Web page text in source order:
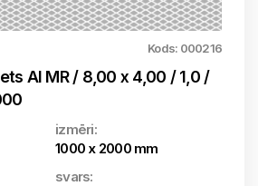
Kods: 000216
Al MR / 8,00 x 4,00 / 1,0 /
izmēri:
1000 x 2000 mm
svars: